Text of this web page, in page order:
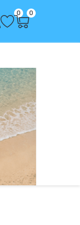
0 0